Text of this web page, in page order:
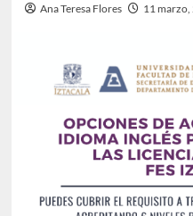
Ana Teresa Flores 11 marzo,